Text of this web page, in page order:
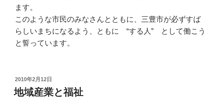
ます。
このような市民のみなさんとともに、三豊市が必ずすば
らしいまちになるよう、ともに “する人” として働こう
と誓っています。
投
稿
日:
2010年2月12日
地域産業と福祉